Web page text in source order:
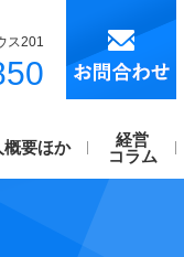
ス201
概要ほか
経営
コラム